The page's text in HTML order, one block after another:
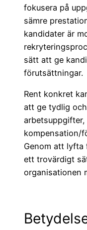
fokusera på
sämre
kandidater är
sätt att ge
förutsättningar.
Rent konkret
att ge tydlig
kompensation/
Genom att lyfta
ett trovärdigt
organisationen